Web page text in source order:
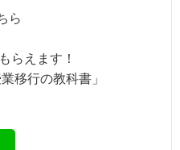
ら
らえます！
移行の教科書」